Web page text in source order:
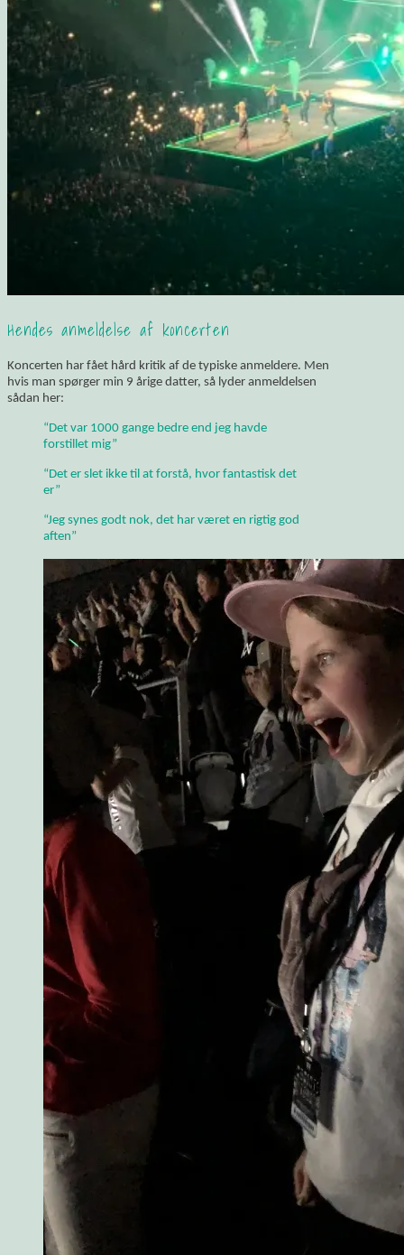
Hendes anmeldelse af koncerten
Koncerten har fået hård kritik af de typiske anmeldere. Men
hvis man spørger min 9 årige datter, så lyder anmeldelsen
sådan her:
“Det var 1000 gange bedre end jeg havde
forstillet mig”
“Det er slet ikke til at forstå, hvor fantastisk det
er”
“Jeg synes godt nok, det har været en rigtig god
aften”